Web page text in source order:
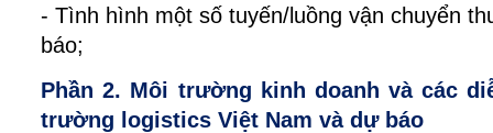
- Tình hình một số tuyến/luồng vận chuyển
báo;
Phần 2. Môi trường kinh doanh và các
trường logistics Việt Nam và dự báo